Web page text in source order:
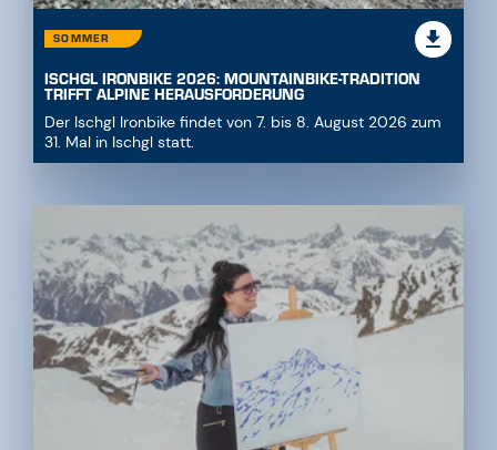
SOMMER
ISCHGL IRONBIKE 2026: MOUNTAINBIKE-TRADITION
TRIFFT ALPINE HERAUSFORDERUNG
Der Ischgl Ironbike findet von 7. bis 8. August 2026 zum
31. Mal in Ischgl statt.